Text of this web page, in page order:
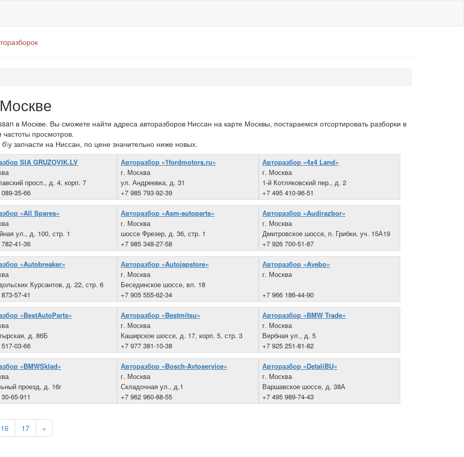
в Москве. Вы сможете найти адреса авторазборов Ниссан на карте Москвы, постараемся отсортировать разборки в
частоты просмотров.
запчасти на Ниссан, по цене значительно ниже новых.
SIA GRUZOVIK.LV
просп., д. 4, корп. 7
35-66
Авторазбор «1fordmotors.ru»
г. Москва
ул. Андреевка, д. 31
+7 985 793-92-39
Авторазбор «4x4 Land»
г. Москва
1-й Котляковский пер., д. 2
+7 495 410-96-51
«All Spares»
ул., д. 100, стр. 1
41-36
Авторазбор «Asm-autoparts»
г. Москва
шоссе Фрезер, д. 36, стр. 1
+7 985 348-27-58
Авторазбор «Audirazbor»
г. Москва
Дмитровское шоссе, п. Грибки, уч. 15А19
+7 926 700-51-87
«Autobreaker»
Курсантов, д. 22, стр. 6
57-41
Авторазбор «Autojapstore»
г. Москва
Бесединское шоссе, вл. 18
+7 905 555-62-34
Авторазбор «Avebo»
г. Москва
+7 966 186-44-90
«BestAutoParts»
д. 86Б
03-66
Авторазбор «Bestmitsu»
г. Москва
Каширское шоссе, д. 17, корп. 5, стр. 3
+7 977 381-10-38
Авторазбор «BMW Trade»
г. Москва
Вербная ул., д. 5
+7 925 251-81-82
«BMWSklad»
проезд, д. 16г
65-911
Авторазбор «Bosch-Avtoservice»
г. Москва
Складочная ул., д.1
+7 962 960-88-55
Авторазбор «DetaliBU»
г. Москва
Варшавское шоссе, д. 38А
+7 495 989-74-43
16 17 »